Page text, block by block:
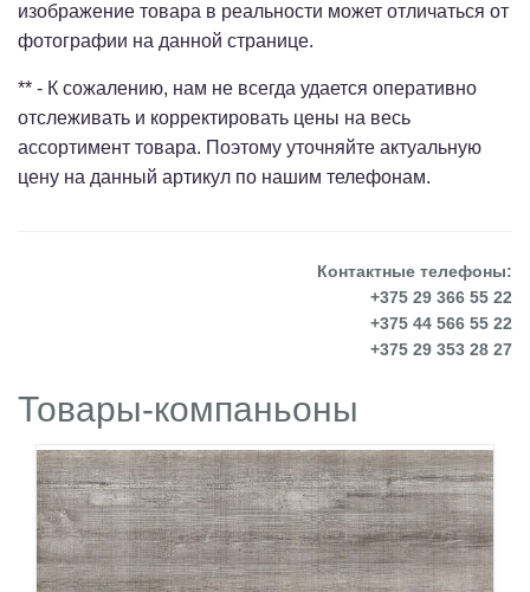
изображение товара в реальности может отличаться от
фотографии на данной странице.
** - К сожалению, нам не всегда удается оперативно
отслеживать и корректировать цены на весь
ассортимент товара. Поэтому уточняйте актуальную
цену на данный артикул по нашим телефонам.
Контактные телефоны:
+375 29 366 55 22
+375 44 566 55 22
+375 29 353 28 27
Товары-компаньоны